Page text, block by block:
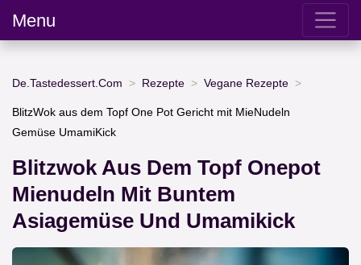
Menu
De.Tastedessert.Com Rezepte Vegane Rezepte
BlitzWok aus dem Topf One Pot Gericht mit MieNudeln
Gemüse UmamiKick
Blitzwok Aus Dem Topf Onepot
Mienudeln Mit Buntem
Asiagemüse Und Umamikick